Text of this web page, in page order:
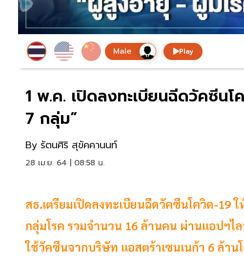
Play
1 พ.ค. เปิดลงทะเบียนฉีดวัคซีน
7 กลุ่ม”
By รัตนศิริ สุขัคคานนท์
28 เม.ย. 64 | 08:58 น.
สธ.เตรียมเปิดลงทะเบียนฉีดวัคซีนโควิด-19
กลุ่มโรค รวมจำนวน 16 ล้านคน ผ่านแอปฯ
ใช้วัคซีนจากบริษัท แอสตร้าเซนเนก้า 6 ล้าน